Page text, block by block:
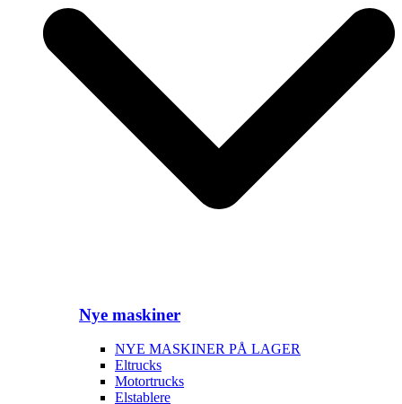
Nye maskiner
NYE MASKINER PÅ LAGER
Eltrucks
Motortrucks
Elstablere